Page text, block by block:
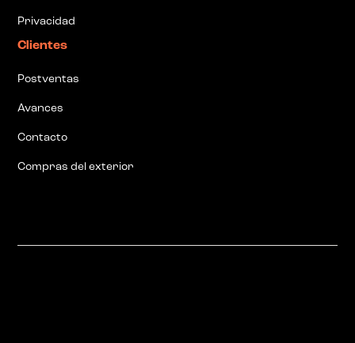
Privacidad
Clientes
Postventas
Avances
Contacto
Compras del exterior